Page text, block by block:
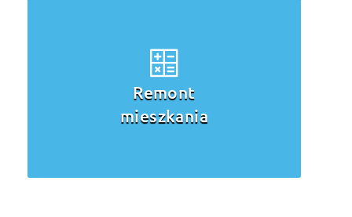
Remont
mieszkania